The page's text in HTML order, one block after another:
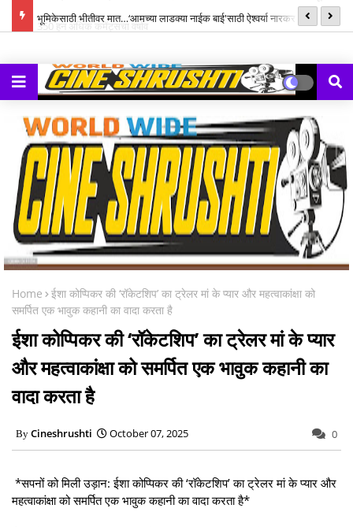
भूमिकेसाठी भीतीवर मात…‘आमच्या लाडक्या नाईक बाई'साठी ऐश्वर्या नारकर यांनी पुन्हा
Home
ईशा कोप्पिकर की ‘रॉकेटशिप’ का ट्रेलर मां के प्यार और महत्वाकांक्षा को
समर्पित एक भावुक कहानी का वादा करता है
ईशा कोप्पिकर की ‘रॉकेटशिप’ का ट्रेलर मां के प्यार
और महत्वाकांक्षा को समर्पित एक भावुक कहानी का
वादा करता है
Cineshrushti October 07, 2025 0
*सपनों को मिली उड़ान: ईशा कोप्पिकर की ‘रॉकेटशिप’ का ट्रेलर मां के प्यार और
महत्वाकांक्षा को समर्पित एक भावुक कहानी का वादा करता है*